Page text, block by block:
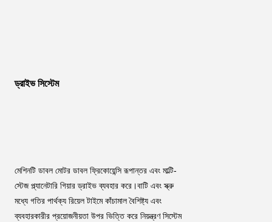
ড্রাইভ সিস্টেম
মেশিনটি ডাবল মোটর ডাবল ফ্রিকোয়েন্সি রূপান্তর এবং মাল্টি-
স্টেজ প্ল্যানেটারি গিয়ার ড্রাইভ ব্যবহার করে।বাটি এবং স্ক্রু
মধ্যে গতির পার্থক্য রিয়েল টাইমে কাঁচামাল বৈশিষ্ট্য এবং
ব্যবহারকারীর প্রয়োজনীয়তা উপর ভিত্তি করে নিয়ন্ত্রণ সিস্টেম